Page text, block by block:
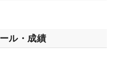
ル・成績